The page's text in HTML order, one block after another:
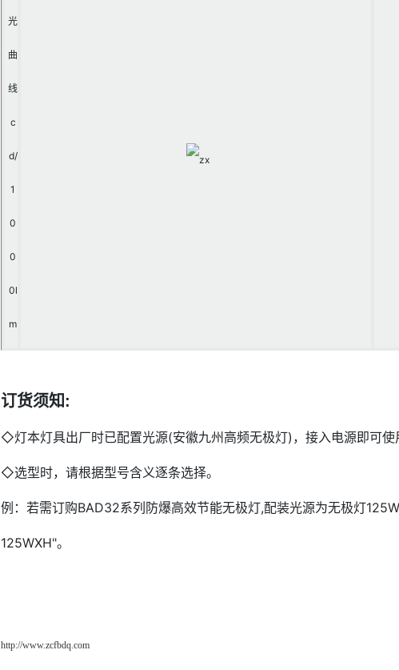
光
曲
线
c
d/
1
0
0
0l
m
订货须知:
◇灯本灯具出厂时已配置光源(安徽九州高频无极灯)，接入电源即可使
◇选型时，请根据型号含义逐条选择。
例：若需订购BAD32系列防爆高效节能无极灯,配装光源为无极灯
125WXH"。
http://www.zcfbdq.com